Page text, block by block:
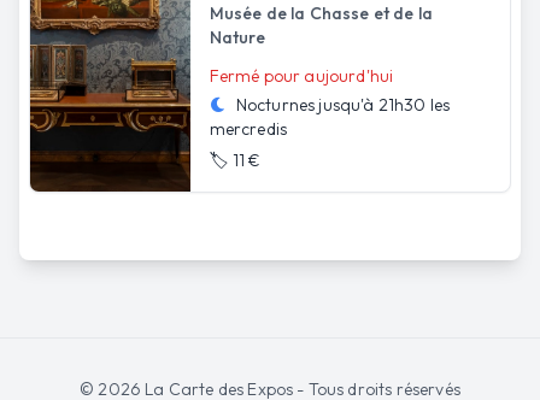
Musée de la Chasse et de la
Nature
Fermé pour aujourd'hui
Nocturnes jusqu'à 21h30 les
mercredis
🏷️ 11 €
©2026 La Carte des Expos - Tous droits réservés